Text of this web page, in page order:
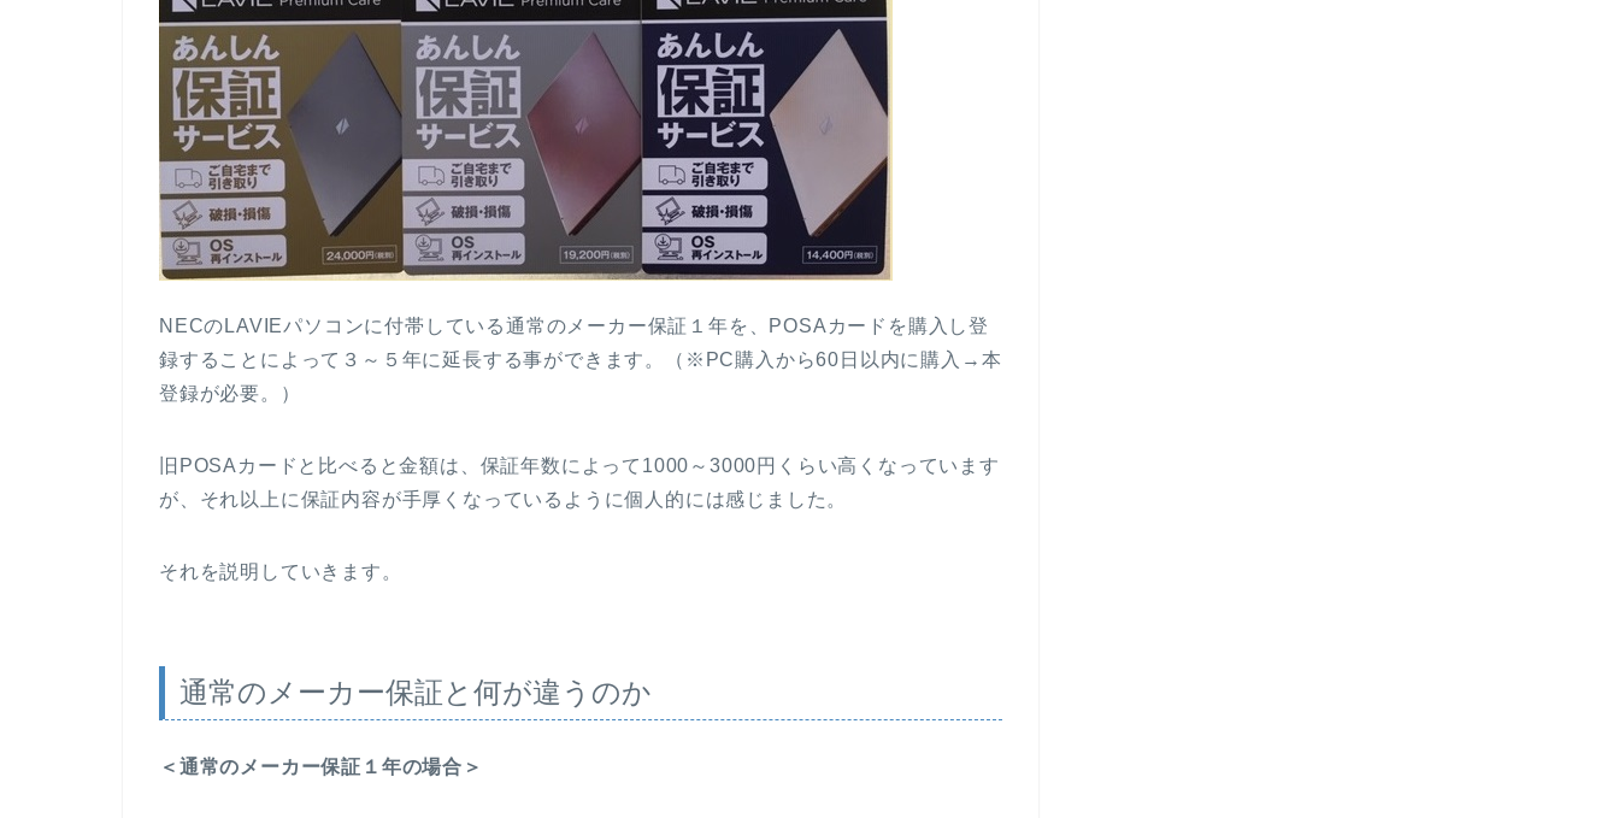
NECのLAVIEパソコンに付帯している通常のメーカー保証１年を、POSAカードを購入し登
録することによって３～５年に延長する事ができます。（※PC購入から60日以内に購入→本
登録が必要。）
旧POSAカードと比べると金額は、保証年数によって1000～3000円くらい高くなっています
が、それ以上に保証内容が手厚くなっているように個人的には感じました。
それを説明していきます。
通常のメーカー保証と何が違うのか
＜通常のメーカー保証１年の場合＞